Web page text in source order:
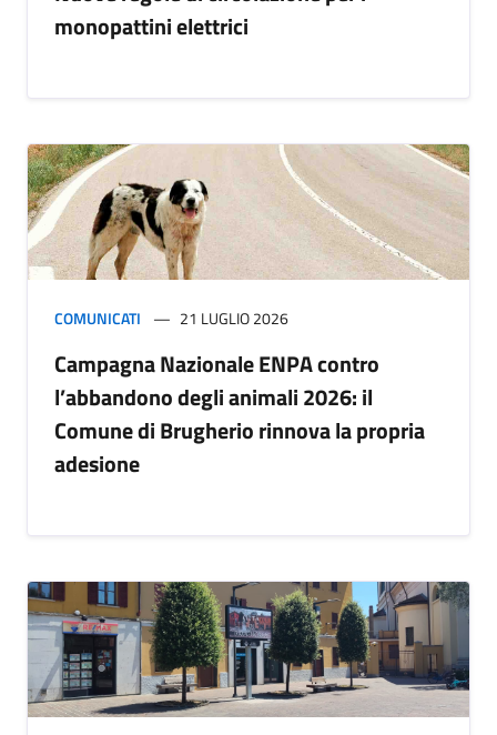
monopattini elettrici
COMUNICATI 21 LUGLIO 2026
Campagna Nazionale ENPA contro
l’abbandono degli animali 2026: il
Comune di Brugherio rinnova la propria
adesione